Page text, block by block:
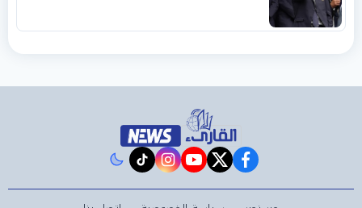
facebook
twitter
youtube
instagram
tiktok